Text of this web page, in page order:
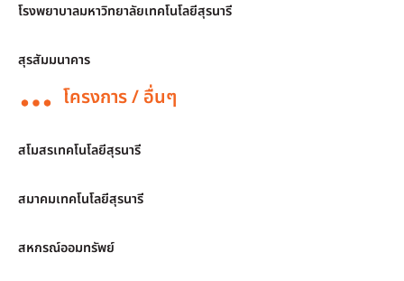
โรงพยาบาลมหาวิทยาลัยเทคโนโลยีสุรนารี
สุรสัมมนาคาร
โครงการ / อื่นๆ
สโมสรเทคโนโลยีสุรนารี
สมาคมเทคโนโลยีสุรนารี
สหกรณ์ออมทรัพย์